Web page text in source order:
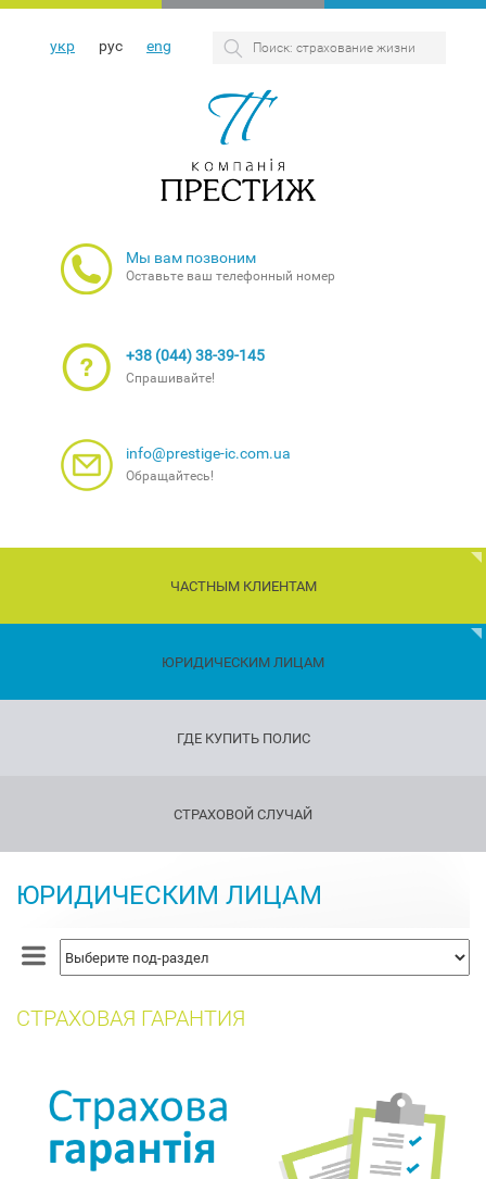
укр рус eng
Мы вам позвоним
Оставьте ваш телефонный номер
+38 (044) 38-39-145
Спрашивайте!
info@prestige-ic.com.ua
Обращайтесь!
ЧАСТНЫМ КЛИЕНТАМ
Страхование
и
здоровья
Страхование
собак
ЮРИДИЧЕСКИМ ЛИЦАМ
ГДЕ КУПИТЬ ПОЛИС
СТРАХОВОЙ СЛУЧАЙ
ЮРИДИЧЕСКИМ ЛИЦАМ
СТРАХОВАЯ ГАРАНТИЯ